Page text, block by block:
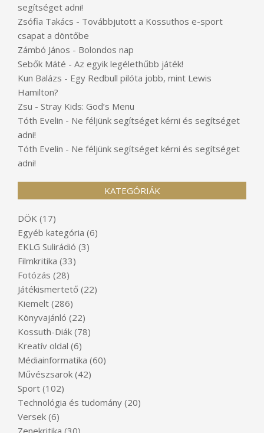
segítséget adni!
Zsófia Takács - Továbbjutott a Kossuthos e-sport
csapat a döntőbe
Zámbó János - Bolondos nap
Sebők Máté - Az egyik legélethűbb játék!
Kun Balázs - Egy Redbull pilóta jobb, mint Lewis
Hamilton?
Zsu - Stray Kids: God’s Menu
Tóth Evelin - Ne féljünk segítséget kérni és segítséget
adni!
Tóth Evelin - Ne féljünk segítséget kérni és segítséget
adni!
KATEGÓRIÁK
DÖK (17)
Egyéb kategória (6)
EKLG Sulirádió (3)
Filmkritika (33)
Fotózás (28)
Játékismertető (22)
Kiemelt (286)
Könyvajánló (22)
Kossuth-Diák (78)
Kreatív oldal (6)
Médiainformatika (60)
Művészsarok (42)
Sport (102)
Technológia és tudomány (20)
Versek (6)
Zenekritika (30)